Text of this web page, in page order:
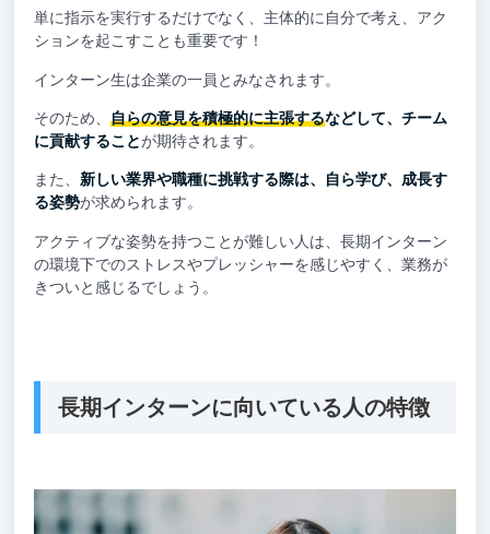
単に指示を実行するだけでなく、主体的に自分で考え、アク
ションを起こすことも重要です！
インターン生は企業の一員とみなされます。
そのため、 自らの意見を積極的に主張するなどして、チーム
に貢献することが期待されます。
また、 新しい業界や職種に挑戦する際は、自ら学び、成長す
る姿勢が求められます。
アクティブな姿勢を持つことが難しい人は、長期インターン
の環境下でのストレスやプレッシャーを感じやすく、業務が
きついと感じるでしょう。
長期インターンに向いている人の特徴